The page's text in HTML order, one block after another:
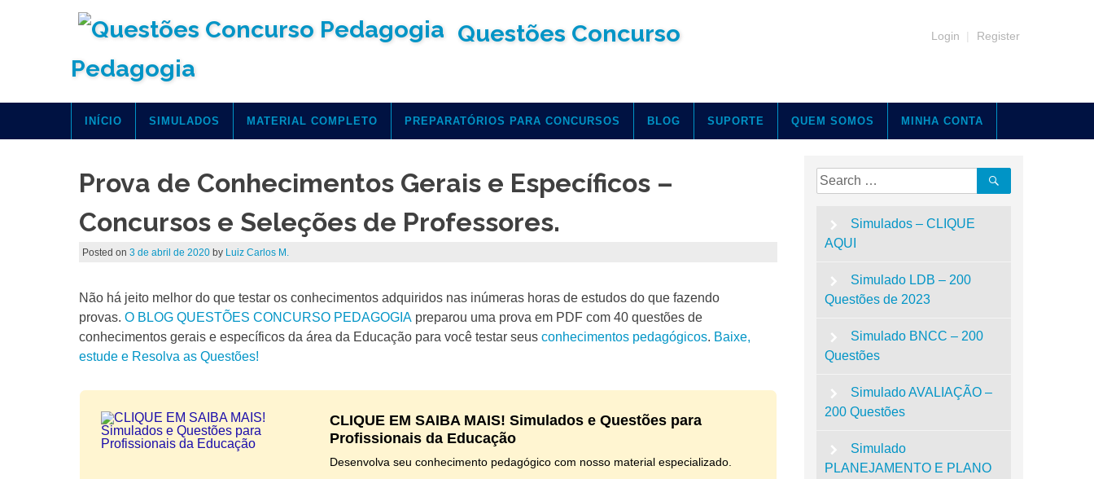
Questões Concurso
Pedagogia
Login | Register
INÍCIO SIMULADOS MATERIAL COMPLETO PREPARATÓRIOS PARA CONCURSOS BLOG SUPORTE QUEM SOMOS MINHA CONTA
Prova de Conhecimentos Gerais e Específicos –
Concursos e Seleções de Professores.
Posted on 3 de abril de 2020by Luiz Carlos M.
Não há jeito melhor do que testar os conhecimentos adquiridos nas inúmeras horas de estudos do que fazendo
provas. O BLOG QUESTÕES CONCURSO PEDAGOGIA preparou uma prova em PDF com 40 questões de
conhecimentos gerais e específicos da área da Educação para você testar seus conhecimentos pedagógicos. Baixe,
estude e Resolva as Questões!
CLIQUE EM SAIBA MAIS! Simulados e Questões para
Profissionais da Educação
Desenvolva seu conhecimento pedagógico com nosso material especializado.
Simulados – CLIQUE
AQUI
Simulado LDB – 200
Questões de 2023
Simulado BNCC – 200
Questões
Simulado AVALIAÇÃO –
200 Questões
Simulado
PLANEJAMENTO E PLANO